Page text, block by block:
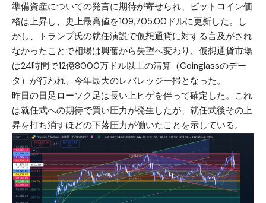
準備資産についての発言に期待が寄せられ、ビットコイン価
格は上昇し、史上最高値を109,705.00ドルに更新した。し
かし、トランプ氏の就任演説で仮想通貨に対する言及がされ
なかったことで相場は興奮から失望へ変わり、仮想通貨市場
は24時間で12億8000万ドル以上の清算（Coinglassのデー
タ）が行われ、今年最大のレバレッジ一掃となった。
昨日の日足ローソク足は長い上ヒゲを伴って確定した。これ
は就任式への期待で買い圧力が発生したが、就任式後その上
昇を打ち消すほどの下落圧力が働いたことを示している。